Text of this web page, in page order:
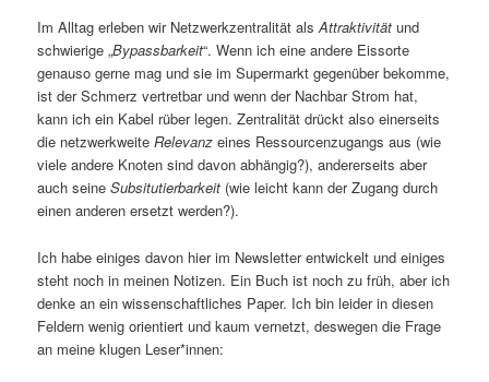
Im Alltag erleben wir Netzwerkzentralität alsAttraktivität und
schwierige „Bypassbarkeit“. Wenn ich eine andere Eissorte
genauso gerne mag und sie im Supermarkt gegenüber bekomme,
ist der Schmerz vertretbar und wenn der Nachbar Strom hat,
kann ich ein Kabel rüber legen. Zentralität drückt also einerseits
die netzwerkweiteRelevanz eines Ressourcenzugangs aus (wie
viele andere Knoten sind davon abhängig?), andererseits aber
auch seineSubsitutierbarkeit (wie leicht kann der Zugang durch
einen anderen ersetzt werden?).
Ich habe einiges davon hier im Newsletter entwickelt und einiges
steht noch in meinen Notizen. Ein Buch ist noch zu früh, aber ich
denke an ein wissenschaftliches Paper. Ich bin leider in diesen
Feldern wenig orientiert und kaum vernetzt, deswegen die Frage
an meine klugen Leser*innen: